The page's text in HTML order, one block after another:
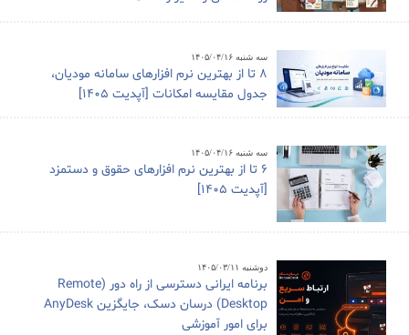
سه شنبه ۱۴۰۵/۰۴/۱۶
8 تا از بهترین نرم افزارهای سامانه مودیان،
جدول مقایسه امکانات [آپدیت 1405]
سه شنبه ۱۴۰۵/۰۴/۱۶
6 تا از بهترین نرم افزارهای حقوق و دستمزد
[آپدیت 1405]
دوشنبه ۱۴۰۵/۰۳/۱۱
برنامه ایرانی دسترسی از راه دور (Remote
Desktop) درسان دسک، جایگزین AnyDesk
برای امور آموزشی